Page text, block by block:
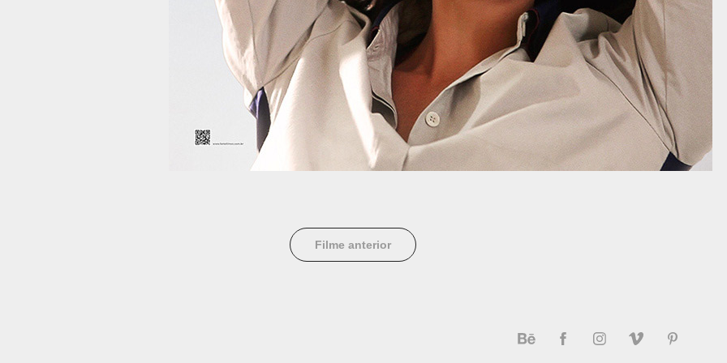
Filme anterior